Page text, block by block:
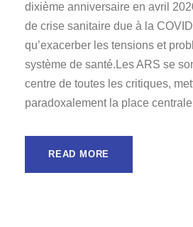
dixième anniversaire en avril
de crise sanitaire due à la
qu’exacerber les tensions et
système de santé.Les ARS se
centre de toutes les critiques,
paradoxalement la place
READ MORE